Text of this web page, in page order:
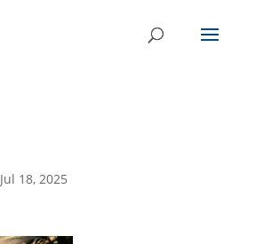
Jul 18, 2025